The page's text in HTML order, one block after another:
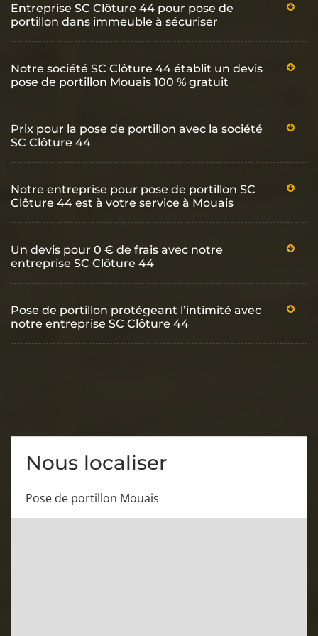
Entreprise SC Clôture 44 pour pose de
portillon dans immeuble à sécuriser
Notre société SC Clôture 44 établit un devis
pose de portillon Mouais 100 % gratuit
Prix pour la pose de portillon avec la société
SC Clôture 44
Notre entreprise pour pose de portillon SC
Clôture 44 est à votre service à Mouais
Un devis pour 0 € de frais avec notre
entreprise SC Clôture 44
Pose de portillon protégeant l’intimité avec
notre entreprise SC Clôture 44
Nous localiser
Pose de portillon Mouais